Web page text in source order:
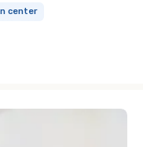
center